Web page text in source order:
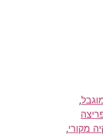
,
מקורי,